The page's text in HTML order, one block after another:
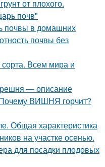
от плохого.
почв"
почвы в домашних
почвы без
Всем мира и
— описание
ВИШНЯ горчит?
Общая характеристика
на участке осенью.
для посадки плодовых